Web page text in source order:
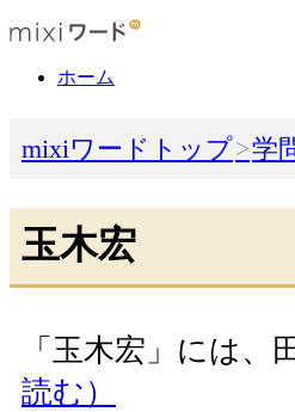
ホーム
mixiワードトップ 学
玉木宏
「玉木宏」には、
読む）